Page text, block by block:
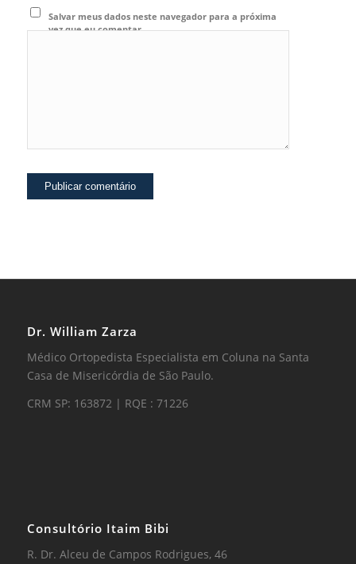
Salvar meus dados neste navegador para a próxima
vez que eu comentar.
Dr. William Zarza
Médico Ortopedista Especialista em Coluna na Santa
Casa de Misericórdia de São Paulo.
CRM SP: 163872 | RQE : 71226
Consultório Itaim Bibi
R. Dr. Alceu de Campos Rodrigues, 46